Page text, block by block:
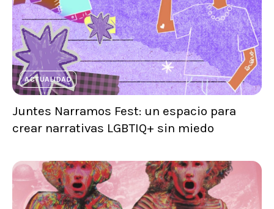
ACTUALIDAD
Juntes Narramos Fest: un espacio para
crear narrativas LGBTIQ+ sin miedo